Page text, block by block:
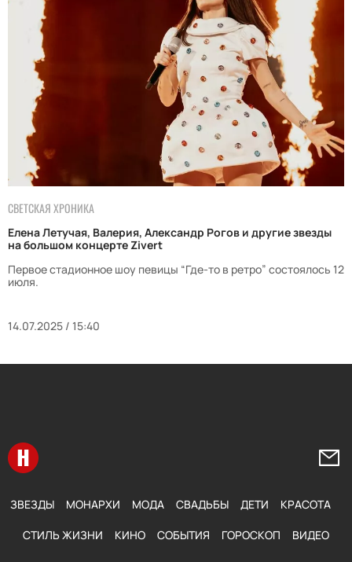
СВЕТСКАЯ ХРОНИКА
Елена Летучая, Валерия, Александр Рогов и другие звезды
на большом концерте Zivert
Первое стадионное шоу певицы “Где-то в ретро” состоялось 12
июля.
14.07.2025 / 15:40
Перейти на главную
ЗВЕЗДЫ МОНАРХИ МОДА СВАДЬБЫ ДЕТИ КРАСОТА
СТИЛЬ ЖИЗНИ КИНО СОБЫТИЯ ГОРОСКОП ВИДЕО